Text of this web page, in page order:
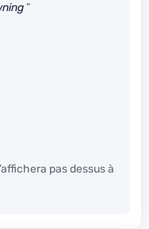
”
pas dessus à